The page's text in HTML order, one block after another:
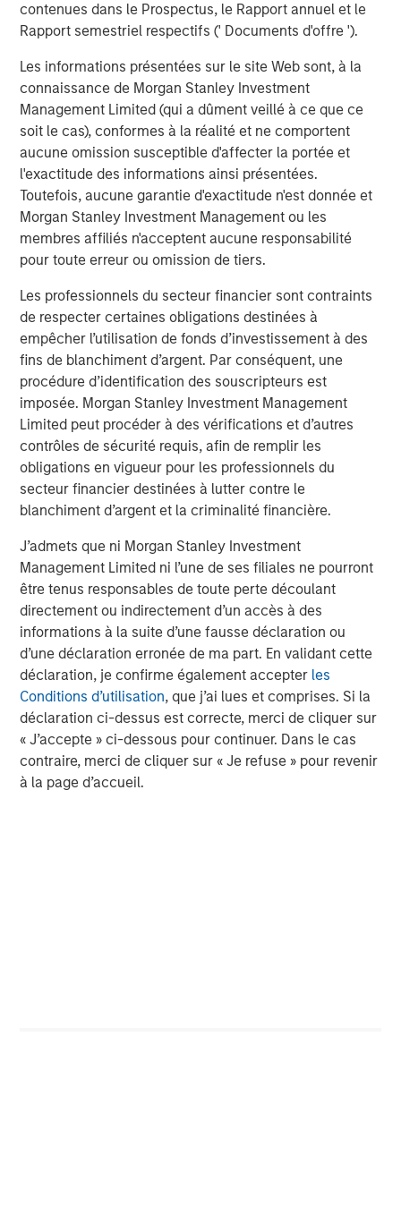
contenues dans le Prospectus, le Rapport annuel et le
Rapport semestriel respectifs (' Documents d'offre ').
Les informations présentées sur le site Web sont, à la
connaissance de Morgan Stanley Investment
Management Limited (qui a dûment veillé à ce que ce
soit le cas), conformes à la réalité et ne comportent
aucune omission susceptible d'affecter la portée et
l'exactitude des informations ainsi présentées.
Toutefois, aucune garantie d'exactitude n'est donnée et
Morgan Stanley Investment Management ou les
membres affiliés n'acceptent aucune responsabilité
pour toute erreur ou omission de tiers.
Les professionnels du secteur financier sont contraints
de respecter certaines obligations destinées à
empêcher l’utilisation de fonds d’investissement à des
fins de blanchiment d’argent. Par conséquent, une
procédure d’identification des souscripteurs est
imposée. Morgan Stanley Investment Management
Limited peut procéder à des vérifications et d’autres
contrôles de sécurité requis, afin de remplir les
obligations en vigueur pour les professionnels du
secteur financier destinées à lutter contre le
blanchiment d’argent et la criminalité financière.
J’admets que ni Morgan Stanley Investment
Management Limited ni l’une de ses filiales ne pourront
être tenus responsables de toute perte découlant
directement ou indirectement d’un accès à des
informations à la suite d’une fausse déclaration ou
d’une déclaration erronée de ma part. En validant cette
déclaration, je confirme également accepter les
Conditions d’utilisation, que j’ai lues et comprises. Si la
déclaration ci-dessus est correcte, merci de cliquer sur
« J’accepte » ci-dessous pour continuer. Dans le cas
contraire, merci de cliquer sur « Je refuse » pour revenir
à la page d’accueil.
The Author
Jim Caron
Managing Director
Analyses mises en avant
Real Estate Midyear Outlook:
Constructive Amid Fluid Backdrop
The current macroenvironment remains resilient
despite elevated volatility and divergence across
markets. As inflation and energy prices keep
central banks hawkish, real estate continues to
offer attractive relative value, supported by a
25% repricing, durable income streams, and
constrained supply. In this environment,
diversified portfolios and selective asset-level
7 AOÛT 2026